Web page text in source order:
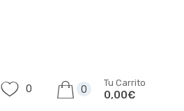
0 0
Tu Carrito
0,00€